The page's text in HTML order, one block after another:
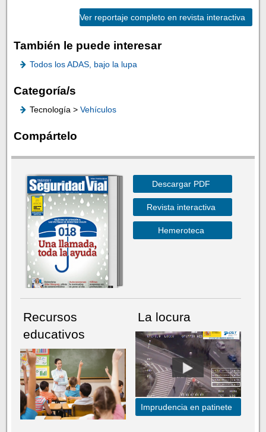
Ver reportaje completo en revista interactiva
También le puede interesar
Todos los ADAS, bajo la lupa
Categoría/s
Tecnología > Vehículos
Compártelo
Descargar PDF
Revista interactiva
Hemeroteca
Recursos
educativos
La locura
Imprudencia en patinete